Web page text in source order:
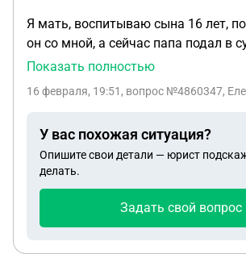
Я мать, воспитываю сына 16 лет,
он со мной, а сейчас папа подал в
определить место жительства сына
ребенок учится в другом городе в
Показать полностью
16 февраля, 19:51 , вопрос №4860347,
У вас похожая ситуация?
Опишите свои детали — юрист
делать.
Задать свой вопрос